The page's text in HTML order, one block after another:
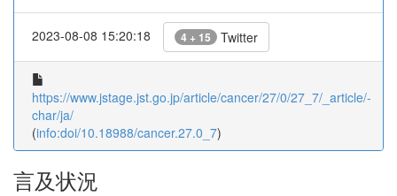
2023-08-08 15:20:18 4 + 15 Twitter
https://www.jstage.jst.go.jp/article/cancer/27/0/27_7/_article/-
char/ja/
(info:doi/10.18988/cancer.27.0_7)
言及状況